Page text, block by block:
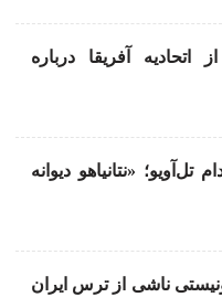
آفریقا درباره
«نتانیاهو دیوانه
ناشی از ترس ایران